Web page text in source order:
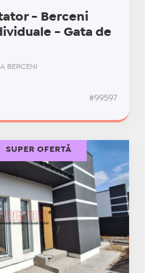
- Berceni
- Gata de
#99597
SUPER OFERTĂ